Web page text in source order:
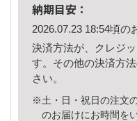
納期目安：
2026.07.23 18:54頃の
決済方法が、クレジ
す。その他の決済方
さい。
※土・日・祝日の注文
のお届けにお時間を